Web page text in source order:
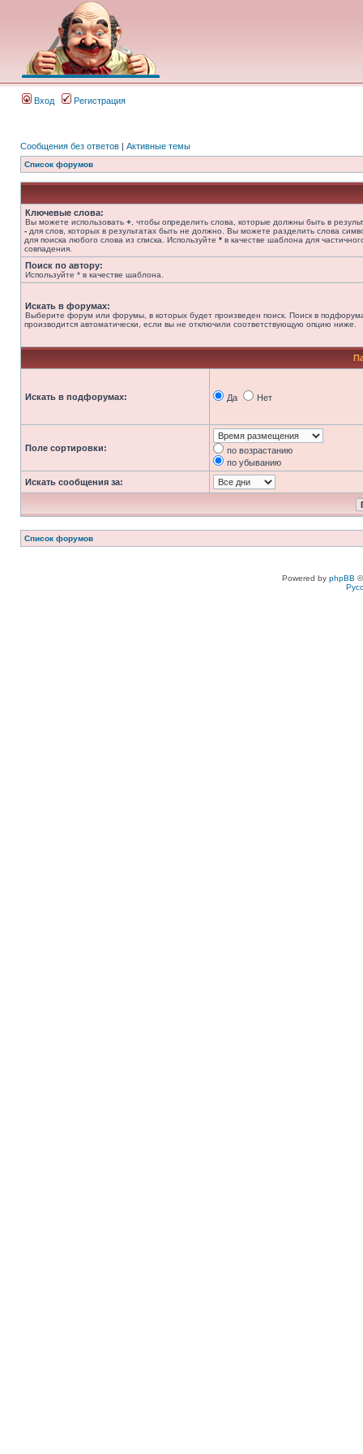
Вход Регистрация
Сообщения без ответов | Активные темы
Список форумов
Ключевые слова:
Вы можете использовать + , чтобы определить слова, которые должны быть в
- для слов, которых в результатах быть не должно. Вы можете разделить слова
для поиска любого слова из списка. Используйте * в качестве шаблона для
совпадения.
Поиск по автору:
Используйте * в качестве шаблона.
Искать в форумах:
Выберите форум или форумы, в которых будет произведен поиск. Поиск в
производится автоматически, если вы не отключили соответствующую опцию ниже.
Искать в подфорумах: Да Нет
Поле сортировки:
по возрастанию
по убыванию
Искать сообщения за:
Список форумов
Powered by phpBB